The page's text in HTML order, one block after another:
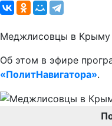
Меджлисовцы в Крыму
Об этом в эфире
«ПолитНавигатора».